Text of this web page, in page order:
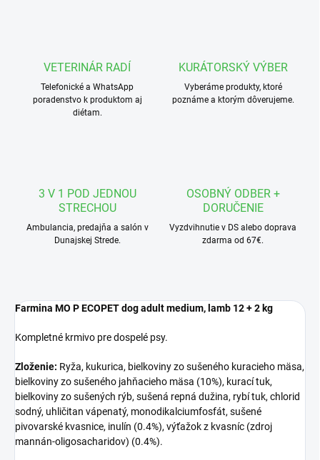
VETERINÁR RADÍ
Telefonické a WhatsApp
poradenstvo k produktom aj
diétam.
KURÁTORSKÝ VÝBER
Vyberáme produkty, ktoré
poznáme a ktorým dôverujeme.
3 V 1 POD JEDNOU
STRECHOU
Ambulancia, predajňa a salón v
Dunajskej Strede.
OSOBNÝ ODBER +
DORUČENIE
Vyzdvihnutie v DS alebo doprava
zdarma od 67€.
Farmina MO P ECOPET dog adult medium, lamb 12 + 2 kg
Kompletné krmivo pre dospelé psy.
Zloženie: Ryža, kukurica, bielkoviny zo sušeného kuracieho mäsa,
bielkoviny zo sušeného jahňacieho mäsa (10%), kurací tuk,
bielkoviny zo sušených rýb, sušená repná dužina, rybí tuk, chlorid
sodný, uhličitan vápenatý, monodikalciumfosfát, sušené
pivovarské kvasnice, inulín (0.4%), výťažok z kvasníc (zdroj
mannán-oligosacharidov) (0.4%).